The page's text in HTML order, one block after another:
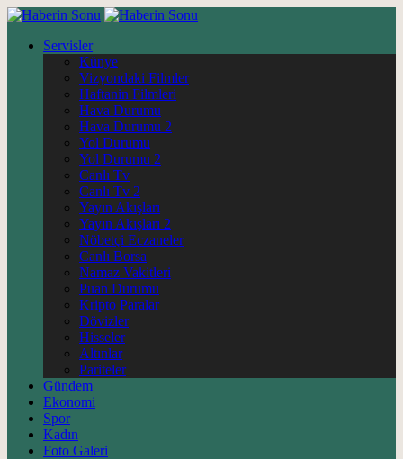
Servisler
Künye
Vizyondaki Filmler
Haftanin Filmleri
Hava Durumu
Hava Durumu 2
Yol Durumu
Yol Durumu 2
Canlı Tv
Canlı Tv 2
Yayın Akışları
Yayın Akışları 2
Nöbetçi Eczaneler
Canlı Borsa
Namaz Vakitleri
Puan Durumu
Kripto Paralar
Dövizler
Hisseler
Altınlar
Pariteler
Gündem
Ekonomi
Spor
Kadın
Foto Galeri